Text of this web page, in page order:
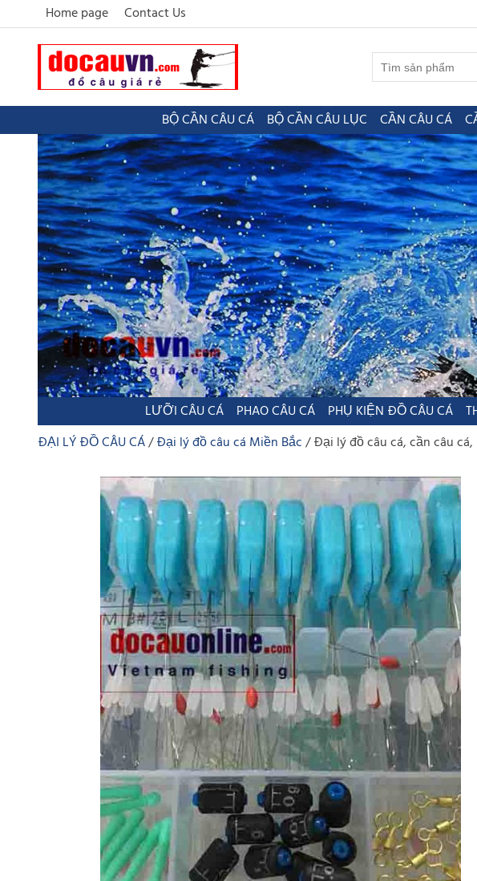
Home page Contact Us
BỘ CẦN CÂU CÁ BỘ CẦN CÂU LỤC CẦN CÂU CÁ
LƯỠI CÂU CÁ PHAO CÂU CÁ PHỤ KIỆN ĐỒ CÂU CÁ
ĐẠI LÝ ĐỒ CÂU CÁ Đại lý đồ câu cá Miền Bắc Đại lý đồ câu cá, cần câu